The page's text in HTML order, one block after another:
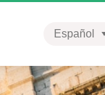
Español
Português